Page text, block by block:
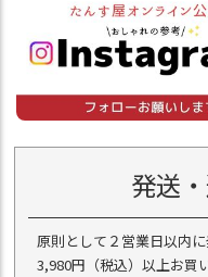
発送
原則として２営業日以内に
3,980円（税込）以上お買